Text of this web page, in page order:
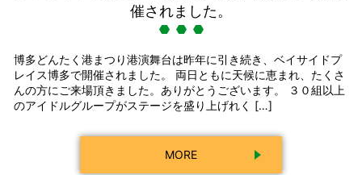
催されました。
博多どんたく港まつり港演舞台は昨年に引き続き、ベイサイドプ
レイス博多で開催されました。 両日ともに天候に恵まれ、たくさ
んの方にご来場頂きました。ありがとうございます。 ３０組以上
のアイドルグループがステージを盛り上げれく […]
MORE